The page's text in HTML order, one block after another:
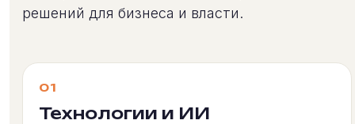
решений для бизнеса и власти.
01
Технологии и ИИ